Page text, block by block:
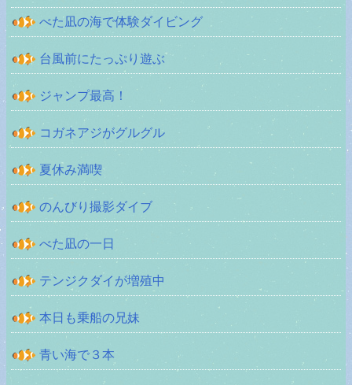
べた凪の海で体験ダイビング
台風前にたっぷり遊ぶ
ジャンプ最高！
コガネアジがグルグル
夏休み満喫
のんびり撮影ダイブ
べた凪の一日
テンジクダイが増殖中
本日も乗船の兄妹
青い海で３本